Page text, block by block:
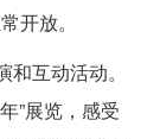
开放。
互动活动。
”展览，感受